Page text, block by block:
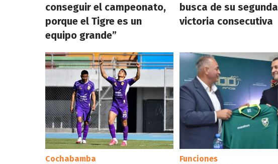
conseguir el campeonato,
porque el Tigre es un
equipo grande”
busca de su segunda
victoria consecutiva
Cochabamba Funciones